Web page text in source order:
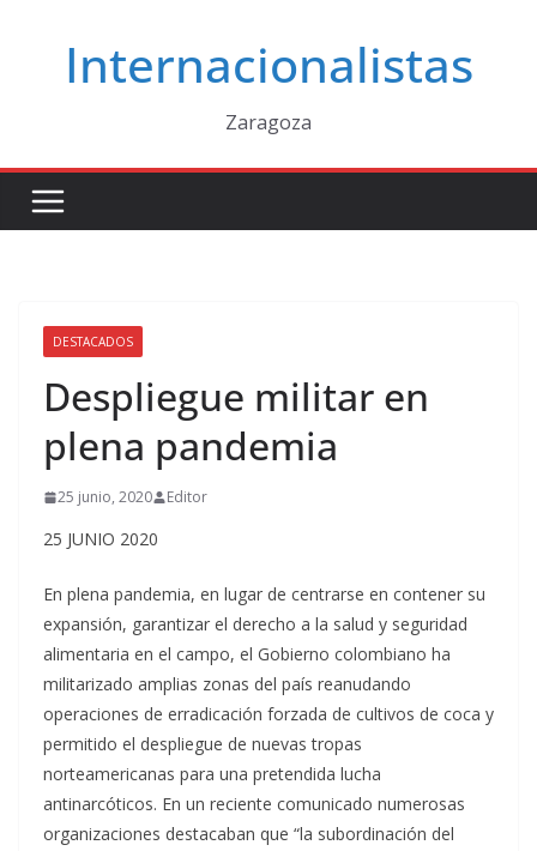
contenidoInternacionalistas
Zaragoza
DESTACADOS
Despliegue militar en
plena pandemia
25 junio, 2020 Editor
25 JUNIO 2020
En plena pandemia, en lugar de centrarse en contener su
expansión, garantizar el derecho a la salud y seguridad
alimentaria en el campo, el Gobierno colombiano ha
militarizado amplias zonas del país reanudando
operaciones de erradicación forzada de cultivos de coca y
permitido el despliegue de nuevas tropas
norteamericanas para una pretendida lucha
antinarcóticos. En un reciente comunicado numerosas
organizaciones destacaban que “la subordinación del